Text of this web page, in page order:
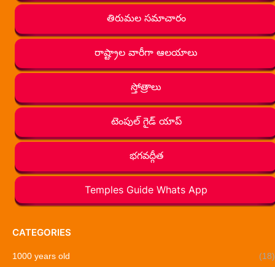
తిరుమల సమాచారం
రాష్ట్రాల వారీగా ఆలయాలు
స్తోత్రాలు
టెంపుల్ గైడ్ యాప్
భగవద్గీత
Temples Guide Whats App
CATEGORIES
1000 years old (18)